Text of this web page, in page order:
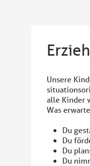
Unsere
alle Kinder
Was
Du
Du
Du
Du